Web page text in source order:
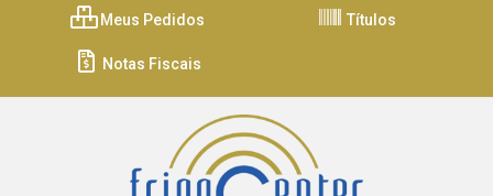
Meus Pedidos Títulos
Notas Fiscais